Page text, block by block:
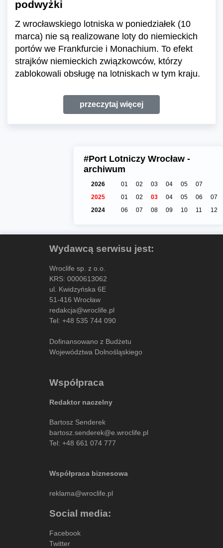
podwyżki
Z wrocławskiego lotniska w poniedziałek (10
marca) nie są realizowane loty do niemieckich
portów we Frankfurcie i Monachium. To efekt
strajków niemieckich związkowców, którzy
zablokowali obsługę na lotniskach w tym kraju.
przeczytaj więcej
#Port Lotniczy Wrocław -
archiwum
2026 01 02 03 04 05
07
2025
01 02 03 04 05 06
07
2024
06 07 08 09 10 11 12
Wydawcą serwisu jest:
Wroclife sp. z o.o.
KRS: 0000613062
ul. Kwidzyńska 6E
51-416 Wrocław
redakcja@wroclife.pl
Tel: +48 535 744 090
Dofinansowano z Budżetu
Województwa Dolnośląskiego
Współpraca
Redaktor naczelny
Bartosz Senderek
bartosz.senderek@e.wroclife.pl
Tel: +48 661 074 777
Współpraca biznesowa
reklama@wroclife.pl
Social media:
Facebook
Twitter